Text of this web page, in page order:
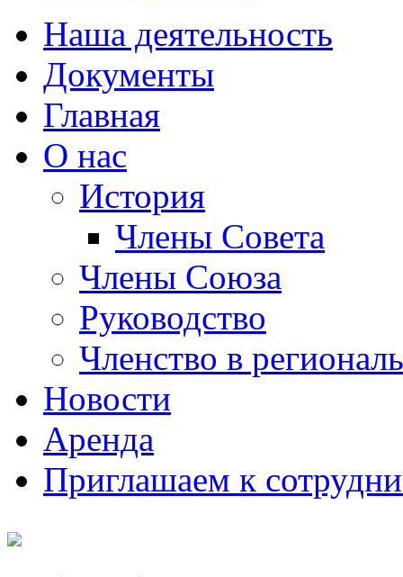
Наша деятельность
Документы
Главная
О нас
История
Члены Совета
Члены Союза
Руководство
Членство в
Новости
Аренда
Приглашаем к